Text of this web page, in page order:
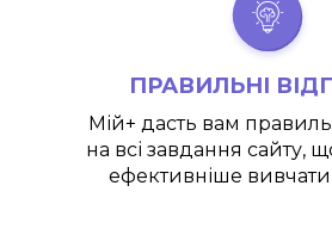
ПРАВИЛЬНІ
Мій+ дасть вам
на всі завдання сайту,
ефективніше